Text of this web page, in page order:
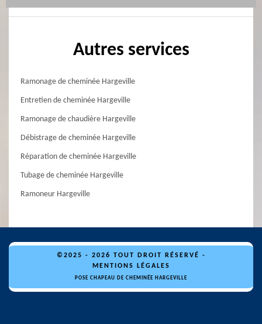
Autres services
Ramonage de cheminée Hargeville
Entretien de cheminée Hargeville
Ramonage de chaudière Hargeville
Débistrage de cheminée Hargeville
Réparation de cheminée Hargeville
Tubage de cheminée Hargeville
Ramoneur Hargeville
©2025 - 2026 TOUT DROIT RÉSERVÉ -
MENTIONS LÉGALES
POSE CHAPEAU DE CHEMINÉE HARGEVILLE